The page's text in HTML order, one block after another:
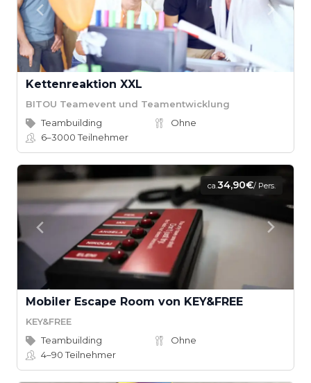
Kettenreaktion XXL
BITOU Teamevent und Teamentwicklung
Teambuilding
Ohne
6–3000Teilnehmer
ca.34,90€/ Pers.
Mobiler Escape Room von KEY&FREE
KEY&FREE
Teambuilding
Ohne
4–90Teilnehmer